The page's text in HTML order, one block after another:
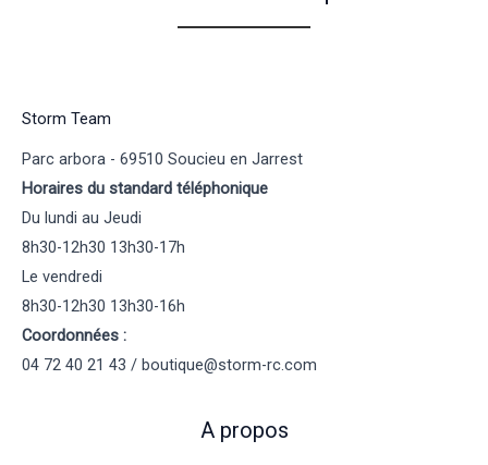
Storm Team
Parc arbora - 69510 Soucieu en Jarrest
Horaires du standard téléphonique
Du lundi au Jeudi
8h30-12h30 13h30-17h
Le vendredi
8h30-12h30 13h30-16h
Coordonnées :
04 72 40 21 43 / boutique@storm-rc.com
A propos